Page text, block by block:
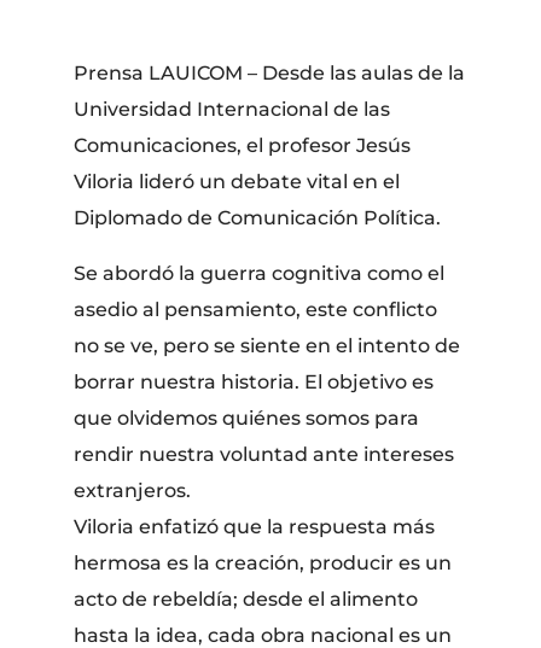
Prensa LAUICOM – Desde las aulas de la
Universidad Internacional de las
Comunicaciones, el profesor Jesús
Viloria lideró un debate vital en el
Diplomado de Comunicación Política.
Se abordó la guerra cognitiva como el
asedio al pensamiento, este conflicto
no se ve, pero se siente en el intento de
borrar nuestra historia. El objetivo es
que olvidemos quiénes somos para
rendir nuestra voluntad ante intereses
extranjeros.
Viloria enfatizó que la respuesta más
hermosa es la creación, producir es un
acto de rebeldía; desde el alimento
hasta la idea, cada obra nacional es un